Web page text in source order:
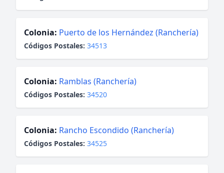
Colonia: Puerto de los Hernández (Ranchería)
Códigos Postales: 34513
Colonia: Ramblas (Ranchería)
Códigos Postales: 34520
Colonia: Rancho Escondido (Ranchería)
Códigos Postales: 34525